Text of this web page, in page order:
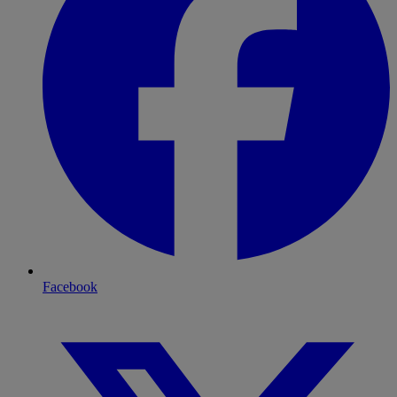
Facebook